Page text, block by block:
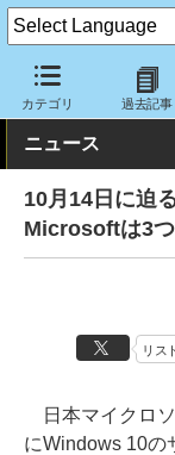
カテゴリ 過去記事
クラウド Watch ト
ニュース
10月14日に迫
Microsoftは3
リス
日本マイクロ
にWindows 10の